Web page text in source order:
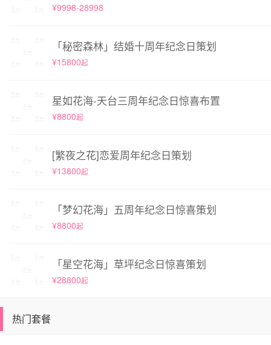
¥9998-28998
「秘密森林」结婚十周年纪念日策划
¥15800起
星如花海-天台三周年纪念日惊喜布置
¥8800起
[繁夜之花]恋爱周年纪念日策划
¥13800起
「梦幻花海」五周年纪念日惊喜策划
¥8800起
「星空花海」草坪纪念日惊喜策划
¥28800起
热门套餐